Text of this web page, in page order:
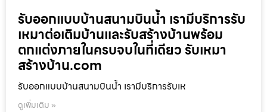
รับออกแบบบ้านสนามบินน้ำ เรามีบริการรับ
เหมาต่อเติมบ้านและรับสร้างบ้านพร้อม
ตกแต่งภายในครบจบในที่เดียว รับเหมา
สร้างบ้าน.com
รับออกแบบบ้านสนามบินน้ำ เรามีบริการรับเห
ดูเพิ่มเติม »